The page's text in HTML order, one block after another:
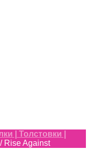
| Толстовки |
/ Rise Against